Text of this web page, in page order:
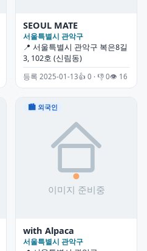
SEOUL MATE
서울특별시 관악구
📍 서울특별시 관악구 복은8길
3, 102호 (신림동)
등록 2025-01-13👍 0 · 👎 0👁 16
🏙 외국인
with Alpaca
서울특별시 관악구